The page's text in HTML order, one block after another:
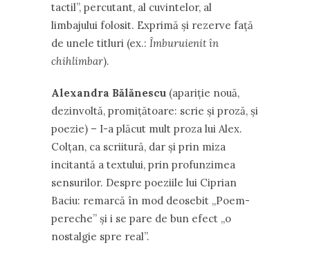
tactil”, percutant, al cuvintelor, al
limbajului folosit. Exprimă și rezerve față
de unele titluri (ex.: Îmburuienit în
chihlimbar).
Alexandra Bălănescu (apariție nouă,
dezinvoltă, promițătoare: scrie și proză, și
poezie) – I-a plăcut mult proza lui Alex.
Colțan, ca scriitură, dar și prin miza
incitantă a textului, prin profunzimea
sensurilor. Despre poeziile lui Ciprian
Baciu: remarcă în mod deosebit ,,Poem-
pereche” și i se pare de bun efect ,,o
nostalgie spre real”.